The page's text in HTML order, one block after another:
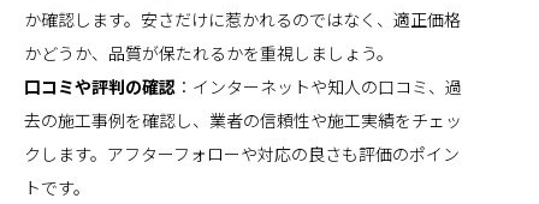
か確認します。安さだけに惹かれるのではなく、適正価格
かどうか、品質が保たれるかを重視しましょう。
口コミや評判の確認 ：インターネットや知人の口コミ、過
去の施工事例を確認し、業者の信頼性や施工実績をチェッ
クします。アフターフォローや対応の良さも評価のポイン
トです。